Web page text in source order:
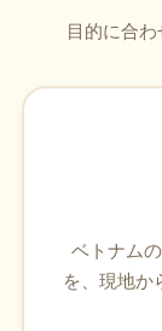
目的に合わ
ベトナム
を、現地か